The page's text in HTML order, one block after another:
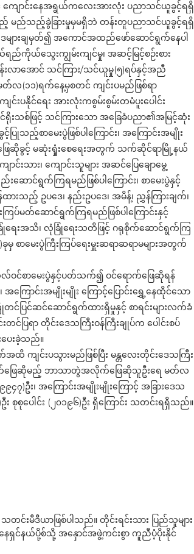
င် ကျောင်းနေအရွယ်ကလေးအားလုံး ပညာသင်ယူခွင့်ရရှိ
သည့် မည်သည့်ခွဲခြားမှုမှမရှိဘဲ တန်းတူပညာသင်ယူခွင့်ရရှိ
ျားချမှတ်၍ အကောင်အထည်ဖော်ဆောင်ရွက်နေပါ
ည်ကိုယ်သွေးကျွမ်းကျင်မှု၊ အဆင့်မြင့်စဉ်းစား
ထွန်းလာအောင် သင်ကြား/သင်ယူမှု(၅)ရပ်နှင့်အညီ
မတ်လ(၁၁)ရက်နေ့မှစတင် ကျင်းပမည်ဖြစ်ရာ
ကျင်းပနိုင်ရေး အားလုံးကစွမ်းစွမ်းတမံပူးပေါင်း
းသစ်ဖြင့် သင်ကြားသော အခြေခံပညာ၏အမြင့်ဆုံး
ြုသည့်စာမေးပွဲဖြစ်ပါကြောင်း၊ အကြောင်းအမျိုး
ပွဲဖြေဆိုခွင့် မဆုံးရှုံးစေရေးအတွက် သက်ဆိုင်ရာမြို့နယ်
းသား၊ ကျောင်းသူများ အဆင်ပြေချောမွေ့
ောင်ရွက်ကြရမည်ဖြစ်ပါကြောင်း၊ စာမေးပွဲနှင့်
းသည့် ဥပဒေ၊ နည်းဥပဒေ၊ အမိန့်၊ ညွှန်ကြားချက်၊
ပ်မတ်ဆောင်ရွက်ကြရမည်ဖြစ်ပါကြောင်းနှင့်
ရေးအသိ၊ လုံခြုံရေးသတိဖြင့် ဂရုစိုက်ဆောင်ရွက်ကြ
)ခုမှ စာမေးပွဲကြီးကြပ်ရေးမှူးဆရာဆရာမများအတွက်
လ်ဝင်စာမေးပွဲနှင့်ပတ်သက်၍ ဝင်ရောက်ဖြေဆိုရန်
ကြောင်းအမျိုးမျိုး ကြောင့်ပြောင်းရွှေ့နေထိုင်သော
င်ပြင်ဆင်ဆောင်ရွက်ထားရှိမှုနှင့် စာရင်းများလက်ခံ
င်ပြရာ တိုင်းဒေသကြီးဝန်ကြီးချုပ်က ပေါင်းစပ်
ေးခဲ့သည်။
ျင်းပသွားမည်ဖြစ်ပြီး မန္တလေးတိုင်းဒေသကြီး
ောက်ဖြေဆိုမည့် ဘာသာတွဲအလိုက်ဖြေဆိုသူဦးရေ မတ်လ
)ဦး၊ အကြောင်းအမျိုးမျိုးကြောင့် အခြားဒေသ
စုစုပေါင်း (၂၀၁၉၆)ဦး ရှိကြောင်း သတင်းရရှိသည်။
းမီဒီယာဖြစ်ပါသည်။ တိုင်းရင်းသား ပြည်သူများ
နေရှင်နယ်ပို့စ်သို့ အနှောင်အဖွဲ့ကင်းစွာ ကူညီပံ့ပိုးနိုင်